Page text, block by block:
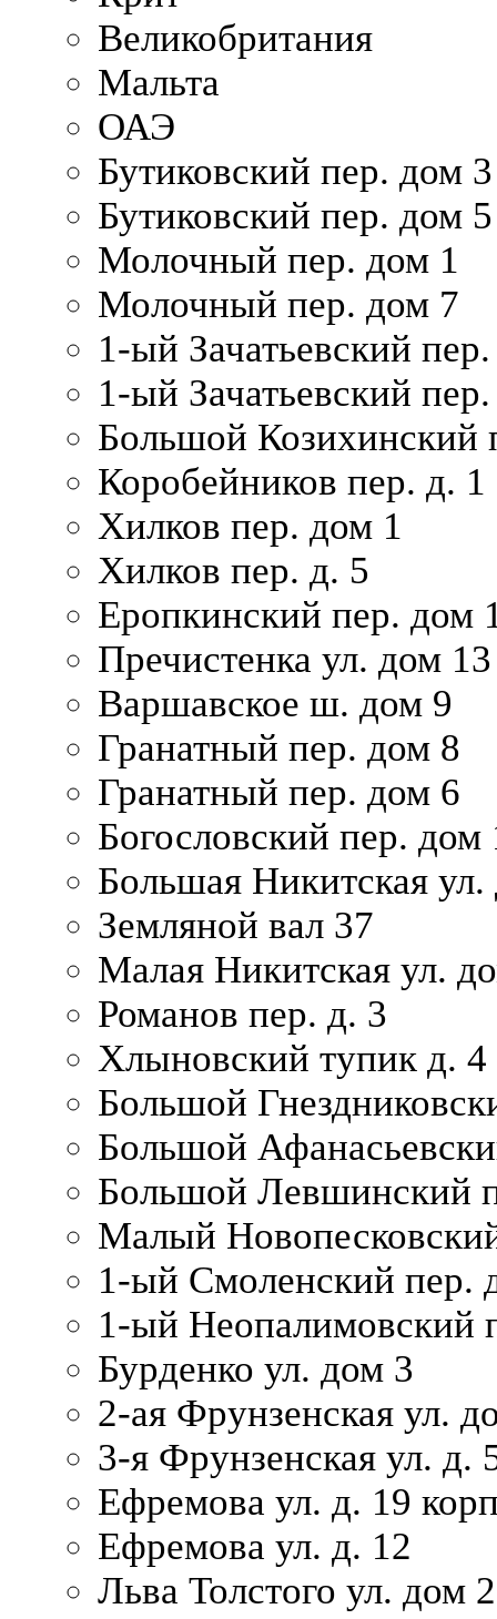
Великобритания
Мальта
ОАЭ
Бутиковский пер. дом 3
Бутиковский пер. дом 5
Молочный пер. дом 1
Молочный пер. дом 7
1-ый Зачатьевский
1-ый Зачатьевский
Большой Козихинский
Коробейников пер. д. 1
Хилков пер. дом 1
Хилков пер. д. 5
Еропкинский пер. дом
Пречистенка ул. дом 13
Варшавское ш. дом 9
Гранатный пер. дом 8
Гранатный пер. дом 6
Богословский пер.
Большая Никитская
Земляной вал 37
Малая Никитская ул.
Романов пер. д. 3
Хлыновский тупик д. 4
Большой
Большой
Большой Левшинский
Малый
1-ый Смоленский пер.
1-ый Неопалимовский
Бурденко ул. дом 3
2-ая Фрунзенская ул.
3-я Фрунзенская ул. д.
Ефремова ул. д. 19
Ефремова ул. д. 12
Льва Толстого ул. дом